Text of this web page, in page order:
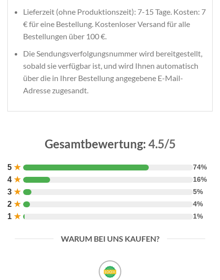
Lieferzeit (ohne Produktionszeit): 7-15 Tage. Kosten: 7
€ für eine Bestellung. Kostenloser Versand für alle
Bestellungen über 100 €.
Die Sendungsverfolgungsnummer wird bereitgestellt,
sobald sie verfügbar ist, und wird Ihnen automatisch
über die in Ihrer Bestellung angegebene E-Mail-
Adresse zugesandt.
Gesamtbewertung: 4.5/5
5 ★ 74%
4 ★ 16%
3 ★ 5%
2 ★ 4%
1 ★ 1%
WARUM BEI UNS KAUFEN?